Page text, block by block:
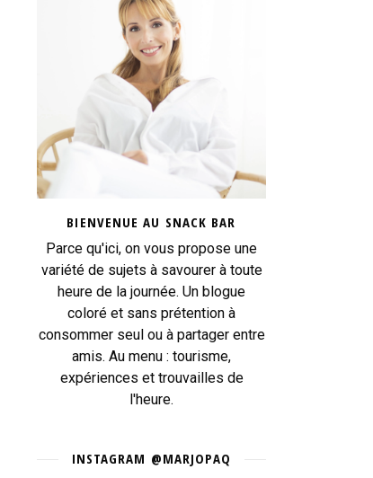
BIENVENUE AU SNACK BAR
Parce qu'ici, on vous propose une
variété de sujets à savourer à toute
heure de la journée. Un blogue
coloré et sans prétention à
consommer seul ou à partager entre
amis. Au menu : tourisme,
expériences et trouvailles de
l'heure.
INSTAGRAM @MARJOPAQ